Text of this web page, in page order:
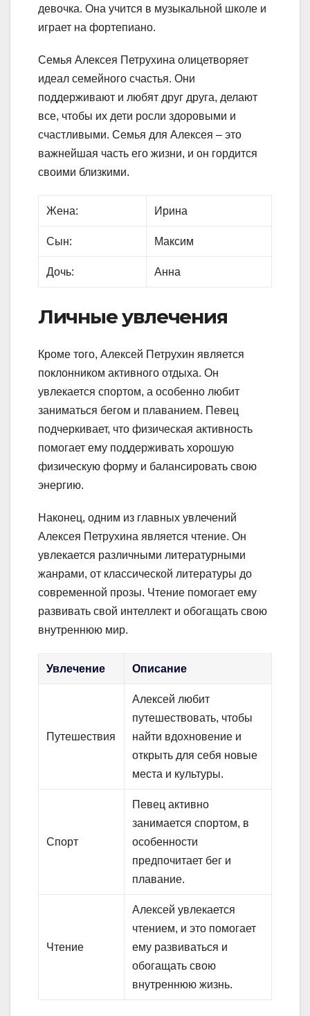
девочка. Она учится в музыкальной школе и
играет на фортепиано.
Семья Алексея Петрухина олицетворяет
идеал семейного счастья. Они
поддерживают и любят друг друга, делают
все, чтобы их дети росли здоровыми и
счастливыми. Семья для Алексея – это
важнейшая часть его жизни, и он гордится
своими близкими.
Жена: Ирина
Сын: Максим
Дочь: Анна
Личные увлечения
Кроме того, Алексей Петрухин является
поклонником активного отдыха. Он
увлекается спортом, а особенно любит
заниматься бегом и плаванием. Певец
подчеркивает, что физическая активность
помогает ему поддерживать хорошую
физическую форму и балансировать свою
энергию.
Наконец, одним из главных увлечений
Алексея Петрухина является чтение. Он
увлекается различными литературными
жанрами, от классической литературы до
современной прозы. Чтение помогает ему
развивать свой интеллект и обогащать свою
внутреннюю мир.
Увлечение Описание
Путешествия
Алексей любит
путешествовать, чтобы
найти вдохновение и
открыть для себя новые
места и культуры.
Спорт
Певец активно
занимается спортом, в
особенности
предпочитает бег и
плавание.
Чтение
Алексей увлекается
чтением, и это помогает
ему развиваться и
обогащать свою
внутреннюю жизнь.